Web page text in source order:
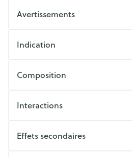
Avertissements
Indication
Composition
Interactions
Effets secondaires